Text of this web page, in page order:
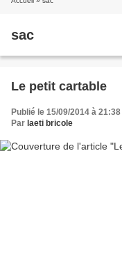
sac
Le petit cartable
Publié le 15/09/2014 à 21:38
Par laeti bricole